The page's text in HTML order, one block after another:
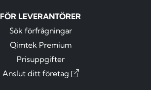
FÖR LEVERANTÖRER
Sök förfrågningar
Qimtek Premium
Prisuppgifter
Anslut ditt företag